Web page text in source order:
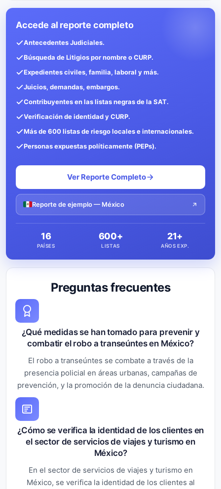
Preguntas frecuentes
¿Qué medidas se han tomado para prevenir y
combatir el robo a transeúntes en México?
El robo a transeúntes se combate a través de la
presencia policial en áreas urbanas, campañas de
prevención, y la promoción de la denuncia ciudadana.
¿Cómo se verifica la identidad de los clientes en
el sector de servicios de viajes y turismo en
México?
En el sector de servicios de viajes y turismo en
México, se verifica la identidad de los clientes al
Accede al reporte completo
Antecedentes Judiciales.
Búsqueda de Litigios por nombre o CURP.
Expedientes civiles, familia, laboral y más.
Juicios, demandas, embargos.
Contribuyentes en las listas negras de la SAT.
Verificación de identidad y CURP.
Más de 600 listas de riesgo locales e internacionales.
Personas expuestas políticamente (PEPs).
Ver Reporte Completo
Reporte de ejemplo — México
16
PAÍSES
600+
LISTAS
21+
AÑOS EXP.